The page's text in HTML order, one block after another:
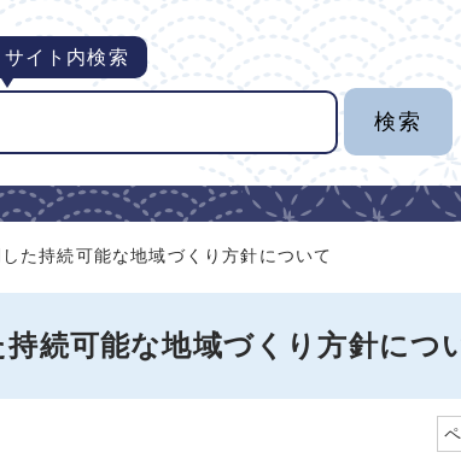
サイト内検索
た持続可能な地域づくり方針について
続可能な地域づくり方針につ